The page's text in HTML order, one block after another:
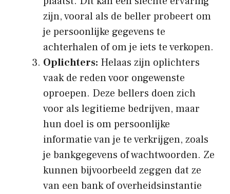
zijn, vooral als de beller probeert om
je persoonlijke gegevens te
achterhalen of om je iets te verkopen.
Oplichters: Helaas zijn oplichters
vaak de reden voor ongewenste
oproepen. Deze bellers doen zich
voor als legitieme bedrijven, maar
hun doel is om persoonlijke
informatie van je te verkrijgen, zoals
je bankgegevens of wachtwoorden. Ze
kunnen bijvoorbeeld zeggen dat ze
van een bank of overheidsinstantie